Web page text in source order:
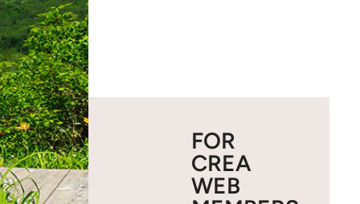
FOR
CREA
WEB